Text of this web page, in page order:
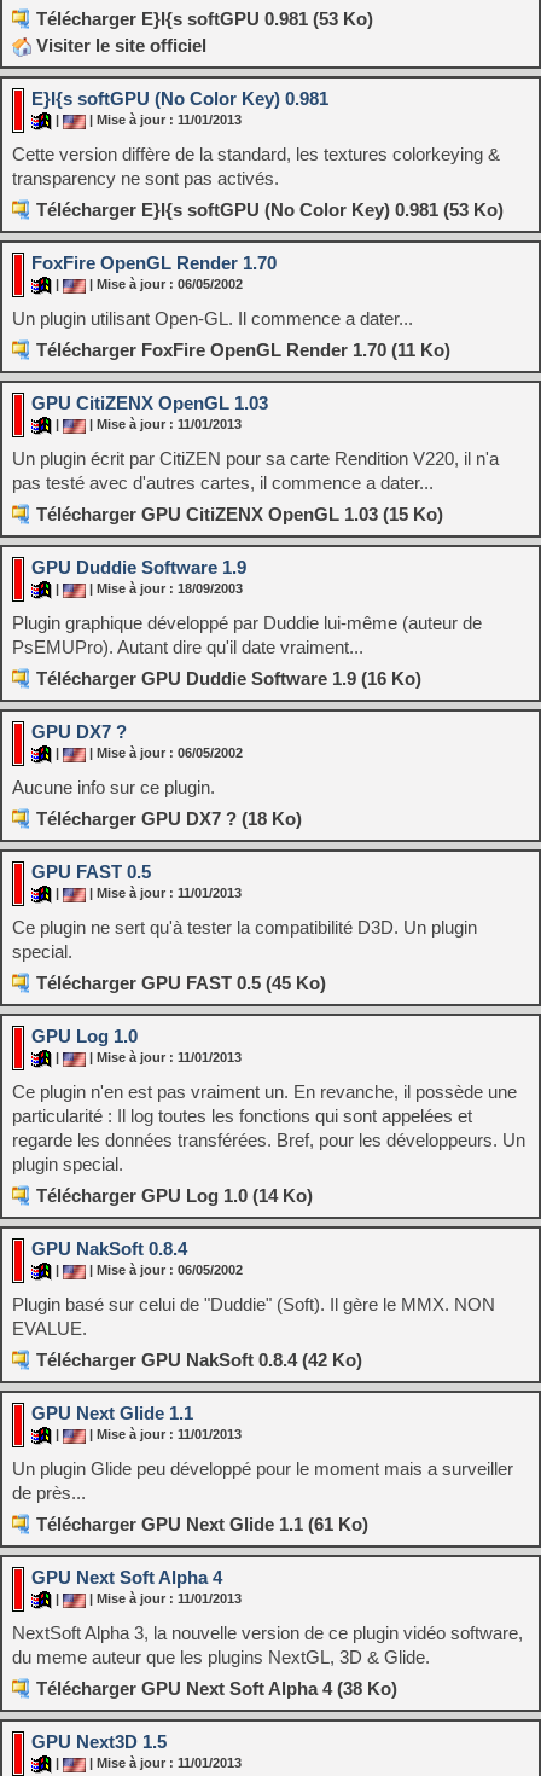
Télécharger E}I{s softGPU 0.981 (53 Ko)
Visiter le site officiel
E}I{s softGPU (No Color Key) 0.981
| Mise à jour : 11/01/2013
Cette version diffère de la standard, les textures colorkeying &
transparency ne sont pas activés.
Télécharger E}I{s softGPU (No Color Key) 0.981 (53 Ko)
FoxFire OpenGL Render 1.70
| Mise à jour : 06/05/2002
Un plugin utilisant Open-GL. Il commence a dater...
Télécharger FoxFire OpenGL Render 1.70 (11 Ko)
GPU CitiZENX OpenGL 1.03
| Mise à jour : 11/01/2013
Un plugin écrit par CitiZEN pour sa carte Rendition V220, il n'a
pas testé avec d'autres cartes, il commence a dater...
Télécharger GPU CitiZENX OpenGL 1.03 (15 Ko)
GPU Duddie Software 1.9
| Mise à jour : 18/09/2003
Plugin graphique développé par Duddie lui-même (auteur de
PsEMUPro). Autant dire qu'il date vraiment...
Télécharger GPU Duddie Software 1.9 (16 Ko)
GPU DX7 ?
| Mise à jour : 06/05/2002
Aucune info sur ce plugin.
Télécharger GPU DX7 ? (18 Ko)
GPU FAST 0.5
| Mise à jour : 11/01/2013
Ce plugin ne sert qu'à tester la compatibilité D3D. Un plugin
special.
Télécharger GPU FAST 0.5 (45 Ko)
GPU Log 1.0
| Mise à jour : 11/01/2013
Ce plugin n'en est pas vraiment un. En revanche, il possède une
particularité : Il log toutes les fonctions qui sont appelées et
regarde les données transférées. Bref, pour les développeurs. Un
plugin special.
Télécharger GPU Log 1.0 (14 Ko)
GPU NakSoft 0.8.4
| Mise à jour : 06/05/2002
Plugin basé sur celui de "Duddie" (Soft). Il gère le MMX. NON
EVALUE.
Télécharger GPU NakSoft 0.8.4 (42 Ko)
GPU Next Glide 1.1
| Mise à jour : 11/01/2013
Un plugin Glide peu développé pour le moment mais a surveiller
de près...
Télécharger GPU Next Glide 1.1 (61 Ko)
GPU Next Soft Alpha 4
| Mise à jour : 11/01/2013
NextSoft Alpha 3, la nouvelle version de ce plugin vidéo software,
du meme auteur que les plugins NextGL, 3D & Glide.
Télécharger GPU Next Soft Alpha 4 (38 Ko)
GPU Next3D 1.5
| Mise à jour : 11/01/2013